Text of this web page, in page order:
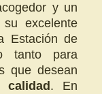
y un
excelente
Estación de
tanto para
que desean
calidad . En